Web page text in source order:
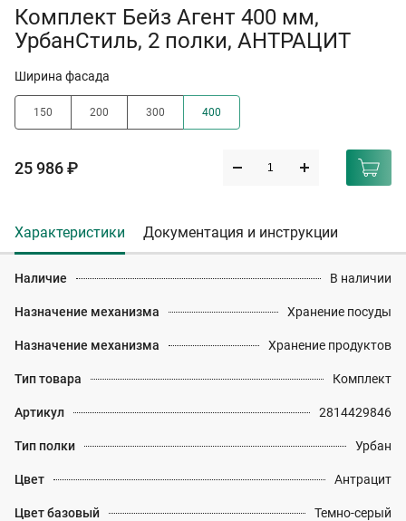
Комплект Бейз Агент 400 мм,
УрбанСтиль, 2 полки, АНТРАЦИТ
Ширина фасада
150 200 300 400
25 986 ₽
Характеристики Документация и инструкции
Наличие В наличии
Назначение механизма Хранение посуды
Назначение механизма Хранение продуктов
Тип товара Комплект
Артикул 2814429846
Тип полки Урбан
Цвет Антрацит
Цвет базовый Темно-серый